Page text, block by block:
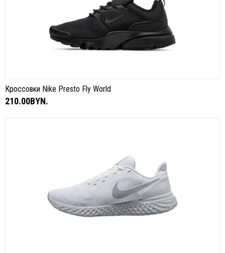
Кроссовки Nike Presto Fly World
210.00BYN.